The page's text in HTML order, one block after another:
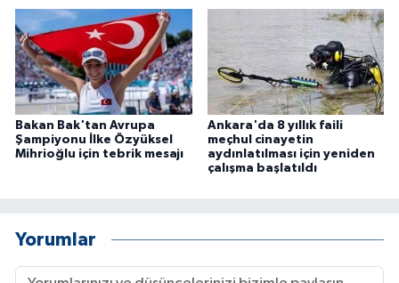
Bakan Bak'tan Avrupa
Şampiyonu İlke Özyüksel
Mihrioğlu için tebrik mesajı
Ankara'da 8 yıllık faili
meçhul cinayetin
aydınlatılması için yeniden
çalışma başlatıldı
Yorumlar